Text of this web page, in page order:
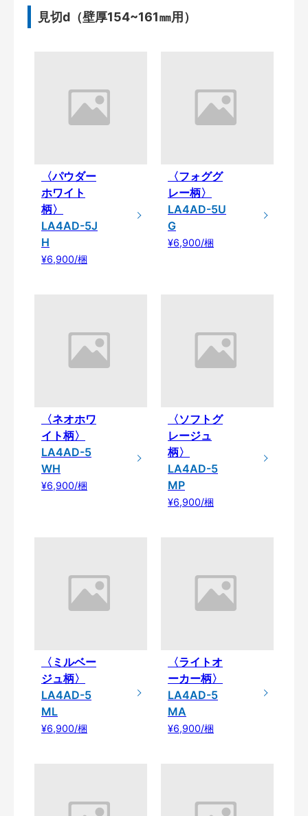
見切d（壁厚154~161㎜用）
〈パウダー
ホワイト
柄〉
LA4AD-5J
H
¥6,900/梱
〈フォググ
レー柄〉
LA4AD-5U
G
¥6,900/梱
〈ネオホワ
イト柄〉
LA4AD-5
WH
¥6,900/梱
〈ソフトグ
レージュ
柄〉
LA4AD-5
MP
¥6,900/梱
〈ミルベー
ジュ柄〉
LA4AD-5
ML
¥6,900/梱
〈ライトオ
ーカー柄〉
LA4AD-5
MA
¥6,900/梱